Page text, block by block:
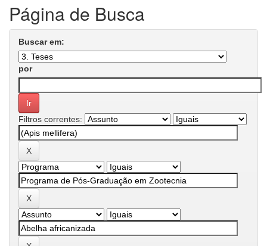
Página de Busca
Buscar em:
por
Filtros correntes: